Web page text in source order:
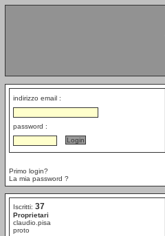
indirizzo email :
password :
Primo login?
La mia password ?
Iscritti: 37
Proprietari
claudio.pisa
proto